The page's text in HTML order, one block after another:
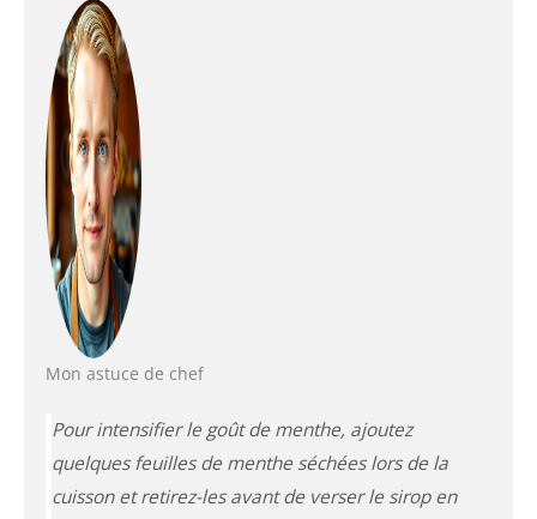
Mon astuce de chef
Pour intensifier le goût de menthe, ajoutez
quelques feuilles de menthe séchées lors de la
cuisson et retirez-les avant de verser le sirop en